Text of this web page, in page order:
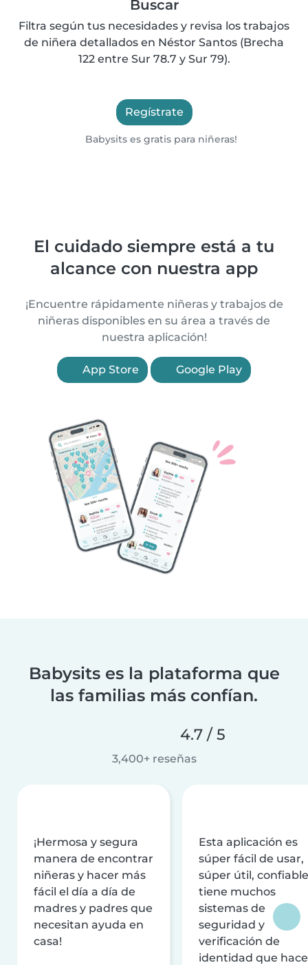
Buscar
Filtra según tus necesidades y revisa los trabajos
de niñera detallados en Néstor Santos (Brecha
122 entre Sur 78.7 y Sur 79).
Regístrate
Babysits es gratis para niñeras!
El cuidado siempre está a tu
alcance con nuestra app
¡Encuentre rápidamente niñeras y trabajos de
niñeras disponibles en su área a través de
nuestra aplicación!
App Store Google Play
Babysits es la plataforma que
las familias más confían.
4.7 / 5
3,400+ reseñas
¡Hermosa y segura
manera de encontrar
niñeras y hacer más
fácil el día a día de
madres y padres que
necesitan ayuda en
casa!
Esta aplicación es
súper fácil de usar,
súper útil,
tiene muchos
sistemas de
seguridad y
verificación de
identidad que